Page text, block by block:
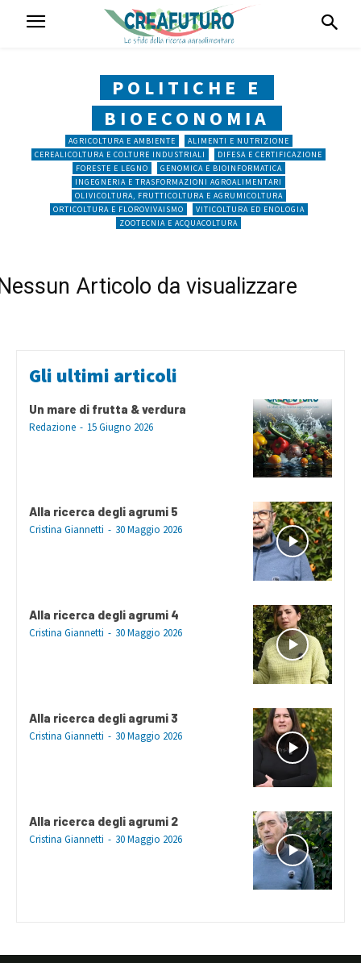
POLITICHE E
BIOECONOMIA
AGRICOLTURA E AMBIENTE
ALIMENTI E NUTRIZIONE
CEREALICOLTURA E COLTURE INDUSTRIALI
DIFESA E CERTIFICAZIONE
FORESTE E LEGNO
GENOMICA E BIOINFORMATICA
INGEGNERIA E TRASFORMAZIONI AGROALIMENTARI
OLIVICOLTURA, FRUTTICOLTURA E AGRUMICOLTURA
ORTICOLTURA E FLOROVIVAISMO
VITICOLTURA ED ENOLOGIA
ZOOTECNIA E ACQUACOLTURA
Articolo da visualizzare
Gli ultimi articoli
Un mare di frutta & verdura
Redazione - 15 Giugno 2026
Alla ricerca degli agrumi 5
Cristina Giannetti - 30 Maggio 2026
Alla ricerca degli agrumi 4
Cristina Giannetti - 30 Maggio 2026
Alla ricerca degli agrumi 3
Cristina Giannetti - 30 Maggio 2026
Alla ricerca degli agrumi 2
Cristina Giannetti - 30 Maggio 2026